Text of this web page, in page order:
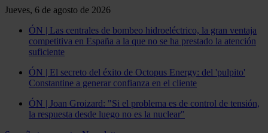
Jueves, 6 de agosto de 2026
ÓN | Las centrales de bombeo hidroeléctrico, la gran ventaja
competitiva en España a la que no se ha prestado la atención
suficiente
ÓN | El secreto del éxito de Octopus Energy: del 'pulpito'
Constantine a generar confianza en el cliente
ÓN | Joan Groizard: "Si el problema es de control de tensión,
la respuesta desde luego no es la nuclear"